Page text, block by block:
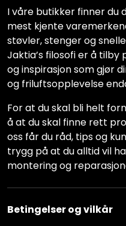
I våre butikker finner du
mest kjente
støvler, stenger og
Jaktia’s filosofi er å tilby
og inspirasjon som gjør
og friluftsopplevelse
For at du skal bli helt
å at du skal finne rett
oss får du råd, tips og
trygg på at du alltid vil
montering og
Betingelser og vilkår